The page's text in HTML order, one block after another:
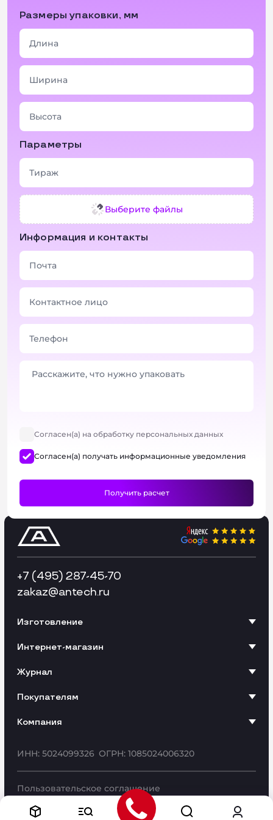
Размеры упаковки, мм
Параметры
Выберите файлы
Информация и контакты
Согласен(а) на обработку персональных данных
Согласен(а) получать информационные уведомления
+7 (495) 287-45-70
zakaz@antech.ru
ИНН: 5024099326 ОГРН: 1085024006320
Изготовление
Интернет-магазин
Журнал
Покупателям
Компания
© «Антэк» - разработка и производство упаковки,
Пользовательское соглашение